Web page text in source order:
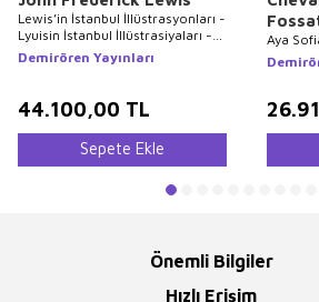
Lewis’in İstanbul İllüstrasyonları -
Lyuisin İstanbul İllüstrasiyaları -
Lewis`s Illustrations of
Constantinople
Demirören Yayınları
44.100,00 TL
Sepete Ekle
Aya
Önemli Bilgiler
Hızlı Erişim